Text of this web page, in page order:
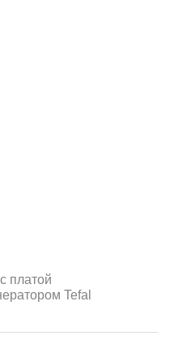
платой
Tefal